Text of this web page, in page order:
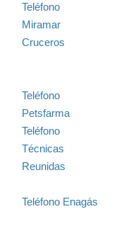
Teléfono
Miramar
Cruceros
Teléfono
Petsfarma
Teléfono
Técnicas
Reunidas
Teléfono Enagás